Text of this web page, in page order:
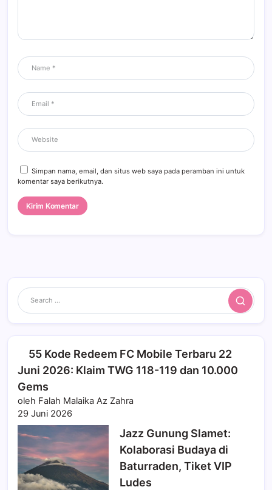
Simpan nama, email, dan situs web saya pada peramban ini untuk
komentar saya berikutnya.
Search
55 Kode Redeem FC Mobile Terbaru 22
Juni 2026: Klaim TWG 118-119 dan 10.000
Gems
oleh Falah Malaika Az Zahra
29 Juni 2026
Jazz Gunung Slamet:
Kolaborasi Budaya di
Baturraden, Tiket VIP
Ludes